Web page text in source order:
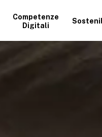
Competenze
Digitali